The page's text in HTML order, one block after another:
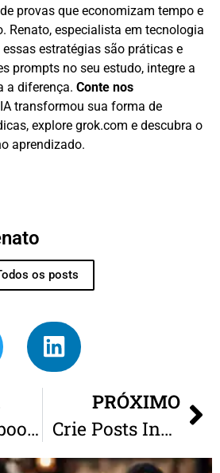
provas que economizam tempo e
Renato, especialista em tecnologia
estratégias são práticas e
prompts no seu estudo, integre a
a diferença. Conte nos
transformou sua forma de
explore grok.com e descubra o
aprendizado.
os posts
Top 5 Notebooks para Trabalhar de Casa com Máxima Eficiência
PRÓXIMO
Crie Posts Incríveis com IA: Guia Prático Passo a Passo